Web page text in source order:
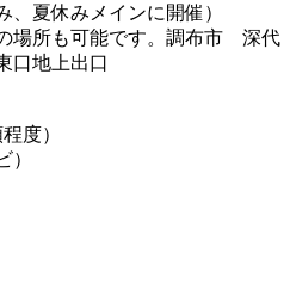
、夏休みメインに開催）
場所も可能です。調布市 深代
口地上出口
度）
）